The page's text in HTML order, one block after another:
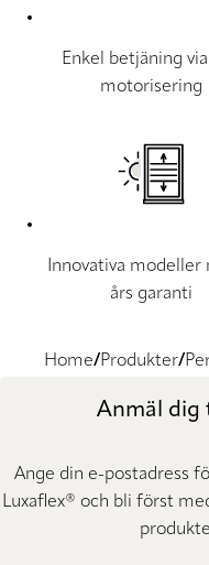
Enkel betjäning via
motorisering
Innovativa modeller
års garanti
Home Produkter
Anmäl dig
Ange din e-postadress
Luxaflex® och bli först